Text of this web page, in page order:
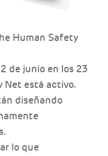
Human Safety
de junio en los 23
Net está activo.
diseñando
lo que